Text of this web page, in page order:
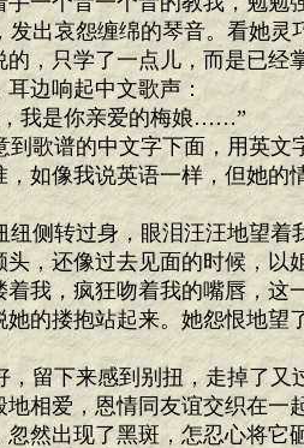
出哀怨缠绵的琴音。看她灵
的，只学了一点儿，而是已经
边响起中文歌声：
我是你亲爱的梅娘……”
歌谱的中文字下面，用英文
如像我说英语一样，但她的
侧转过身，眼泪汪汪地望着
，还像过去见面的时候，以
着我，疯狂吻着我的嘴唇，这
的搂抱站起来。她怨恨地望
留下来感到别扭，走掉了又
相爱，恩情同友谊交织在一
忽然出现了黑斑，怎忍心将它